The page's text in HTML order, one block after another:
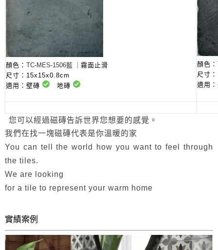
顏色： TC-MES-1506藍 ｜ 霧面止滑
尺寸：15x15x0.8cm
適用：壁磚
地磚
顏色：
尺寸
適用
您可以經過磁磚告訴世界您想要的感覺。
我們在找一塊磁磚代表是你溫暖的家
You can tell the world how you want to feel through
the tiles.
We are looking
for a tile to represent your warm home
實績案例